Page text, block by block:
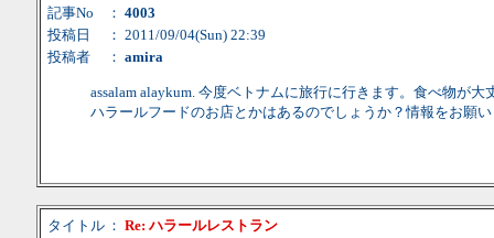
記事No
： 4003
投稿日
： 2011/09/04(Sun) 22:39
投稿者
： amira
assalam alaykum. 今度ベトナムに旅行に行きます。食べ物が
ハラールフードのお店とかはあるのでしょうか？情報をお願
タイトル ： Re: ハラールレストラン